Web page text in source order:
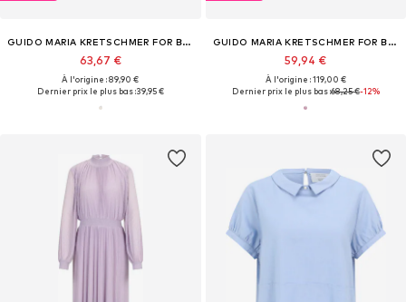
GUIDO MARIA KRETSCHMER FOR BRIDGERTON
63,67 €
À l'origine : 89,90 €
Dernier prix le plus bas :39,95 €
GUIDO MARIA KRETSCHMER FOR BRIDGERTON
59,94 €
À l'origine : 119,00 €
Dernier prix le plus bas :68,25 €-12%